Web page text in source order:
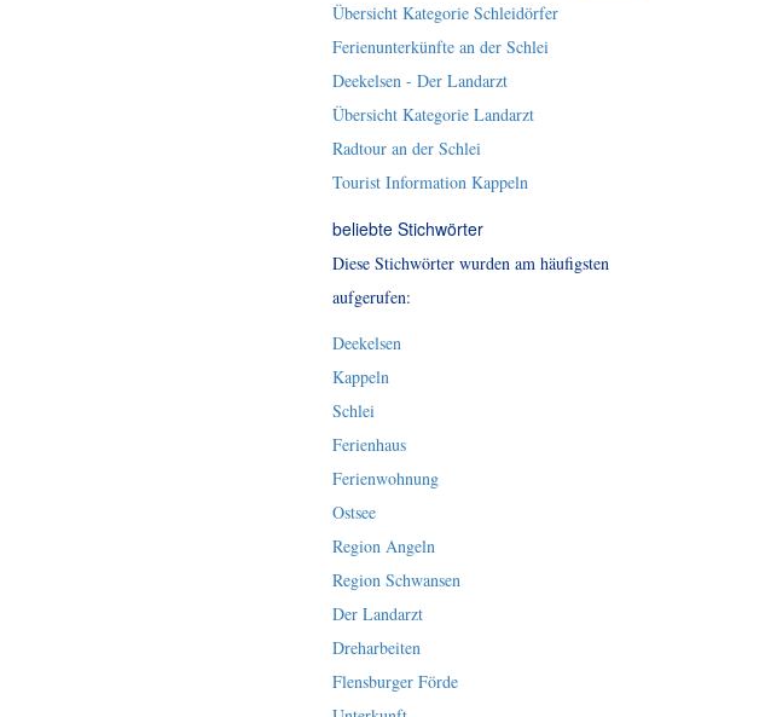
Übersicht Kategorie Schleidörfer
Ferienunterkünfte an der Schlei
Deekelsen - Der Landarzt
Übersicht Kategorie Landarzt
Radtour an der Schlei
Tourist Information Kappeln
beliebte Stichwörter
Diese Stichwörter wurden am häufigsten
aufgerufen:
Deekelsen
Kappeln
Schlei
Ferienhaus
Ferienwohnung
Ostsee
Region Angeln
Region Schwansen
Der Landarzt
Dreharbeiten
Flensburger Förde